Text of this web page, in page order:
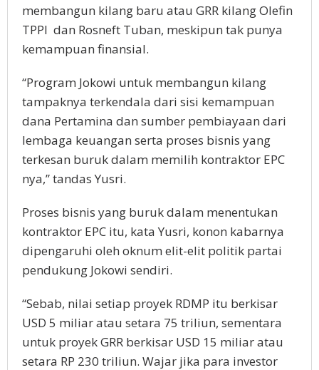
membangun kilang baru atau GRR kilang Olefin
TPPI dan Rosneft Tuban, meskipun tak punya
kemampuan finansial.
“Program Jokowi untuk membangun kilang
tampaknya terkendala dari sisi kemampuan
dana Pertamina dan sumber pembiayaan dari
lembaga keuangan serta proses bisnis yang
terkesan buruk dalam memilih kontraktor EPC
nya,” tandas Yusri.
Proses bisnis yang buruk dalam menentukan
kontraktor EPC itu, kata Yusri, konon kabarnya
dipengaruhi oleh oknum elit-elit politik partai
pendukung Jokowi sendiri.
“Sebab, nilai setiap proyek RDMP itu berkisar
USD 5 miliar atau setara 75 triliun, sementara
untuk proyek GRR berkisar USD 15 miliar atau
setara RP 230 triliun. Wajar jika para investor